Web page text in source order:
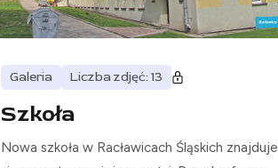
Galeria Liczba zdjęć: 13
Szkoła
Nowa szkoła w Racławicach Śląskich znajduje